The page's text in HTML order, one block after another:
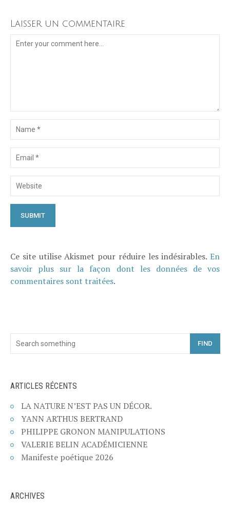
Laisser un commentaire
Ce site utilise Akismet pour réduire les indésirables. En
savoir plus sur la façon dont les données de vos
commentaires sont traitées.
FIND
ARTICLES RÉCENTS
LA NATURE N’EST PAS UN DÉCOR.
YANN ARTHUS BERTRAND
PHILIPPE GRONON MANIPULATIONS
VALERIE BELIN ACADÉMICIENNE
Manifeste poétique 2026
ARCHIVES